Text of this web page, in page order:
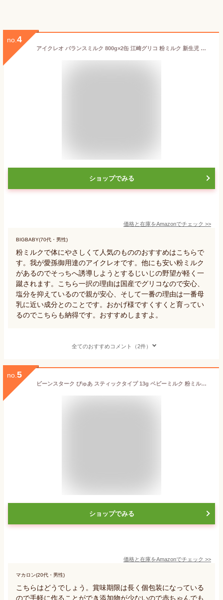
no. 4
アイクレオ バランスミルク 800g×2缶 江崎グリコ 粉ミルク 新生児 乳児 赤ちゃん ベビー 0ヵ月~1歳頃
ショップでみる
価格と在庫をAmazonでチェック >>
BIGBABY(70代・男性)
粉ミルクで体にやさしくて人気のもののおすすめはこちらで
す。我が愛孫御用達のアイクレオです。他にも安い粉ミルク
があるのでそっちへ誘導しようとするじいじの野望が軽く一
蹴されます。こちら一択の理由は国産でグリコなので安心、
塩分を抑えているので親が安心、そして一番の理由は一番母
乳に近い成分とのことです。おかげ様ですくすくと育ってい
るのでこちらも納得です。おすすめしますよ。
全てのおすすめコメント（2件）
no. 5
ビーンスターク ぴゅあ スティックタイプ 13g ベビーミルク 粉ミルク スティックミルク 液体ミルク 乳児用ミルク 幼児用栄養食品 (単品)
ショップでみる
価格と在庫をAmazonでチェック >>
マカロン(20代・男性)
こちらはどうでしょう。賞味期限は長く個包装になっている
ので手軽に作ることができ添加物が少ないので赤ちゃんでも